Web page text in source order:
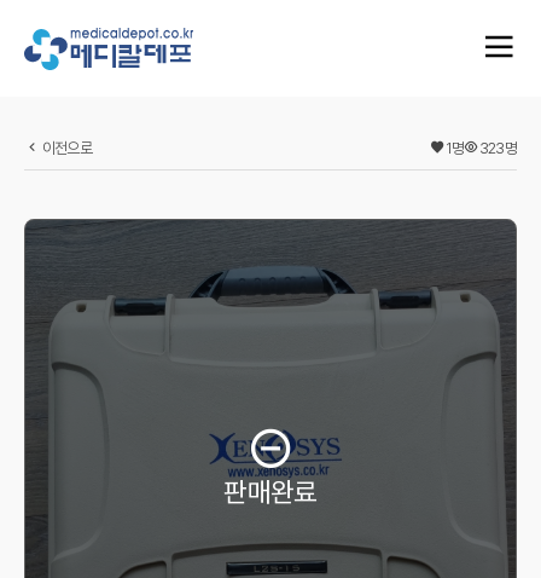
이전으로 1명 323명
판매완료